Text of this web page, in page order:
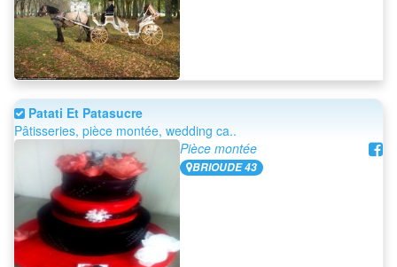
Patati Et Patasucre
Pâtisseries, pièce montée, wedding ca..
Pièce montée
BRIOUDE 43